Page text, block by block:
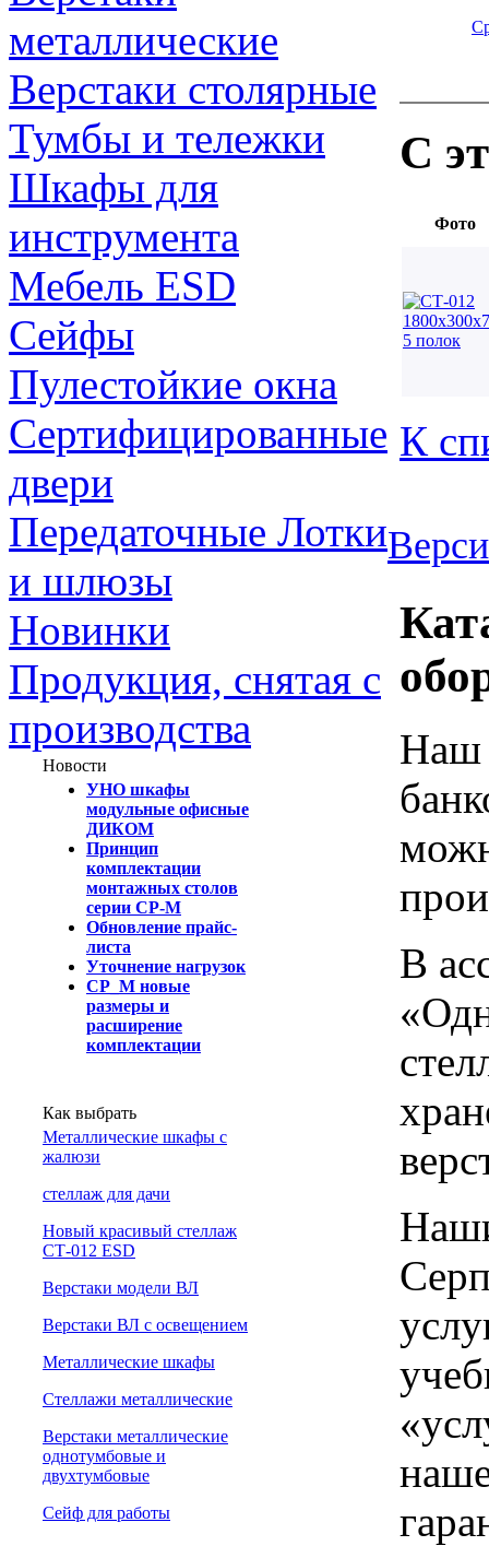
металлические
Верстаки столярные
Тумбы и тележки
Шкафы для
инструмента
Мебель ESD
Сейфы
Пулестойкие окна
Сертифицированные
двери
Передаточные Лотки
и шлюзы
Новинки
Продукция, снятая с
производства
Новости
УНО шкафы
модульные офисные
ДИКОМ
Принцип
комплектации
монтажных столов
серии СР-М
Обновление прайс-
листа
Уточнение нагрузок
СР_М новые
размеры и
расширение
комплектации
Как выбрать
Металлические шкафы с
жалюзи
cтеллаж для дачи
Новый красивый стеллаж
СТ-012 ESD
Верстаки модели ВЛ
Верстаки ВЛ с освещением
Металлические шкафы
Стеллажи металлические
Верстаки металлические
однотумбовые и
двухтумбовые
Сейф для работы
С
Фото
К
Наш
В